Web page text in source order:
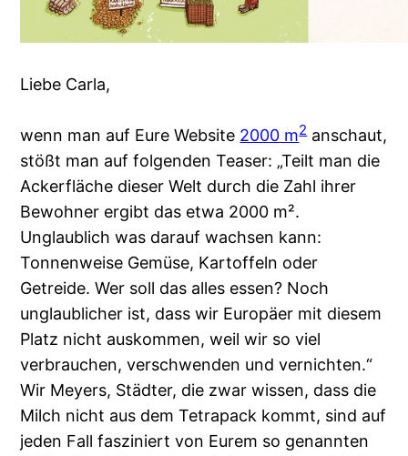
Liebe Carla,
wenn man auf Eure Website 2000 m2anschaut,
stößt man auf folgenden Teaser: „Teilt man die
Ackerfläche dieser Welt durch die Zahl ihrer
Bewohner ergibt das etwa 2000 m².
Unglaublich was darauf wachsen kann:
Tonnenweise Gemüse, Kartoffeln oder
Getreide. Wer soll das alles essen? Noch
unglaublicher ist, dass wir Europäer mit diesem
Platz nicht auskommen, weil wir so viel
verbrauchen, verschwenden und vernichten.“
Wir Meyers, Städter, die zwar wissen, dass die
Milch nicht aus dem Tetrapack kommt, sind auf
jeden Fall fasziniert von Eurem so genannten